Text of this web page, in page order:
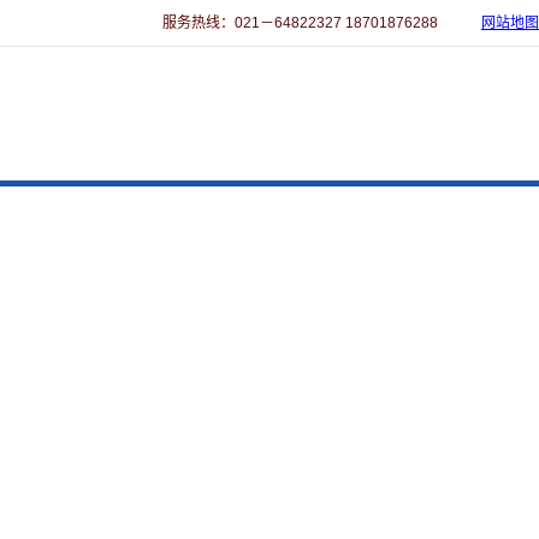
服务热线：021－64822327 18701876288 网站地图